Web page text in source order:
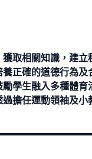
取相關知識，建
正確的道德行為
學生融入多種體育
擔任運動領袖及